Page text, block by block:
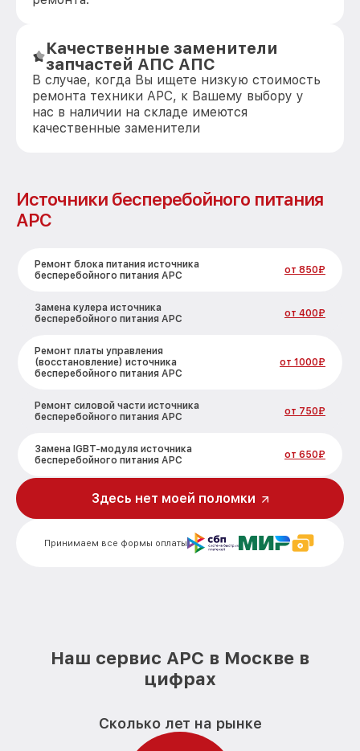
Качественные заменители
запчастей АПС АПС
В случае, когда Вы ищете низкую стоимость
ремонта техники APC, к Вашему выбору у
нас в наличии на складе имеются
качественные заменители
Источники бесперебойного питания
APC
Ремонт блока питания источника
бесперебойного питания APC
от 850₽
Замена кулера источника
бесперебойного питания APC
от 400₽
Ремонт платы управления
(восстановление) источника
бесперебойного питания APC
от 1000₽
Ремонт силовой части источника
бесперебойного питания APC
от 750₽
Замена IGBT-модуля источника
бесперебойного питания APC
от 650₽
Принимаем все формы оплаты
Здесь нет моей поломки
Наш сервис APC в Москве в
цифрах
Сколько лет на рынке